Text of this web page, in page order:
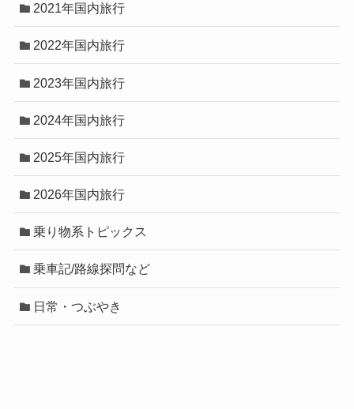
2021年国内旅行
2022年国内旅行
2023年国内旅行
2024年国内旅行
2025年国内旅行
2026年国内旅行
乗り物系トピックス
乗車記/路線探問など
日常・つぶやき